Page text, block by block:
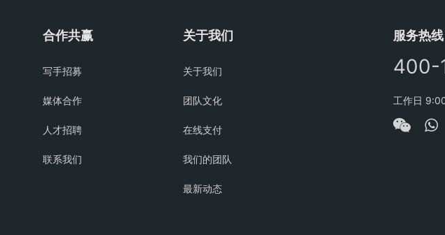
合作共赢
写手招募
媒体合作
人才招聘
联系我们
关于我们
关于我们
团队文化
在线支付
我们的团队
最新动态
服务热线
400-
工作日